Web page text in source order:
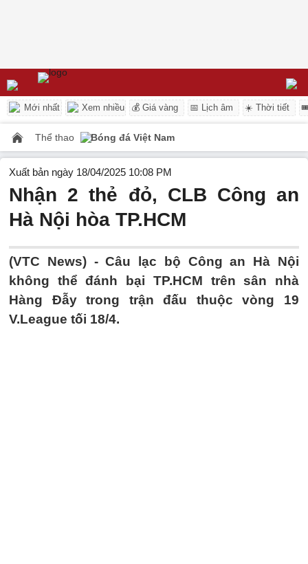
Mới nhất Xem nhiều 💰 Giá vàng 📅 Lịch âm ☀️ Thời tiết
Thể thao Bóng đá Việt Nam
Xuất bản ngày 18/04/2025 10:08 PM
Nhận 2 thẻ đỏ, CLB Công an
Hà Nội hòa TP.HCM
(VTC News) -Câu lạc bộ Công an Hà Nội
không thể đánh bại TP.HCM trên sân nhà
Hàng Đẫy trong trận đấu thuộc vòng 19
V.League tối 18/4.